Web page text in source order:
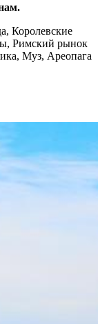
.
Королевские
Римский рынок
Муз, Ареопага